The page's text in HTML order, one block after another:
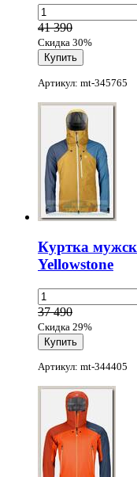
41 390
Скидка 30%
Артикул: mt-345765
Куртка
Yellowstone
37 490
Скидка 29%
Артикул: mt-344405